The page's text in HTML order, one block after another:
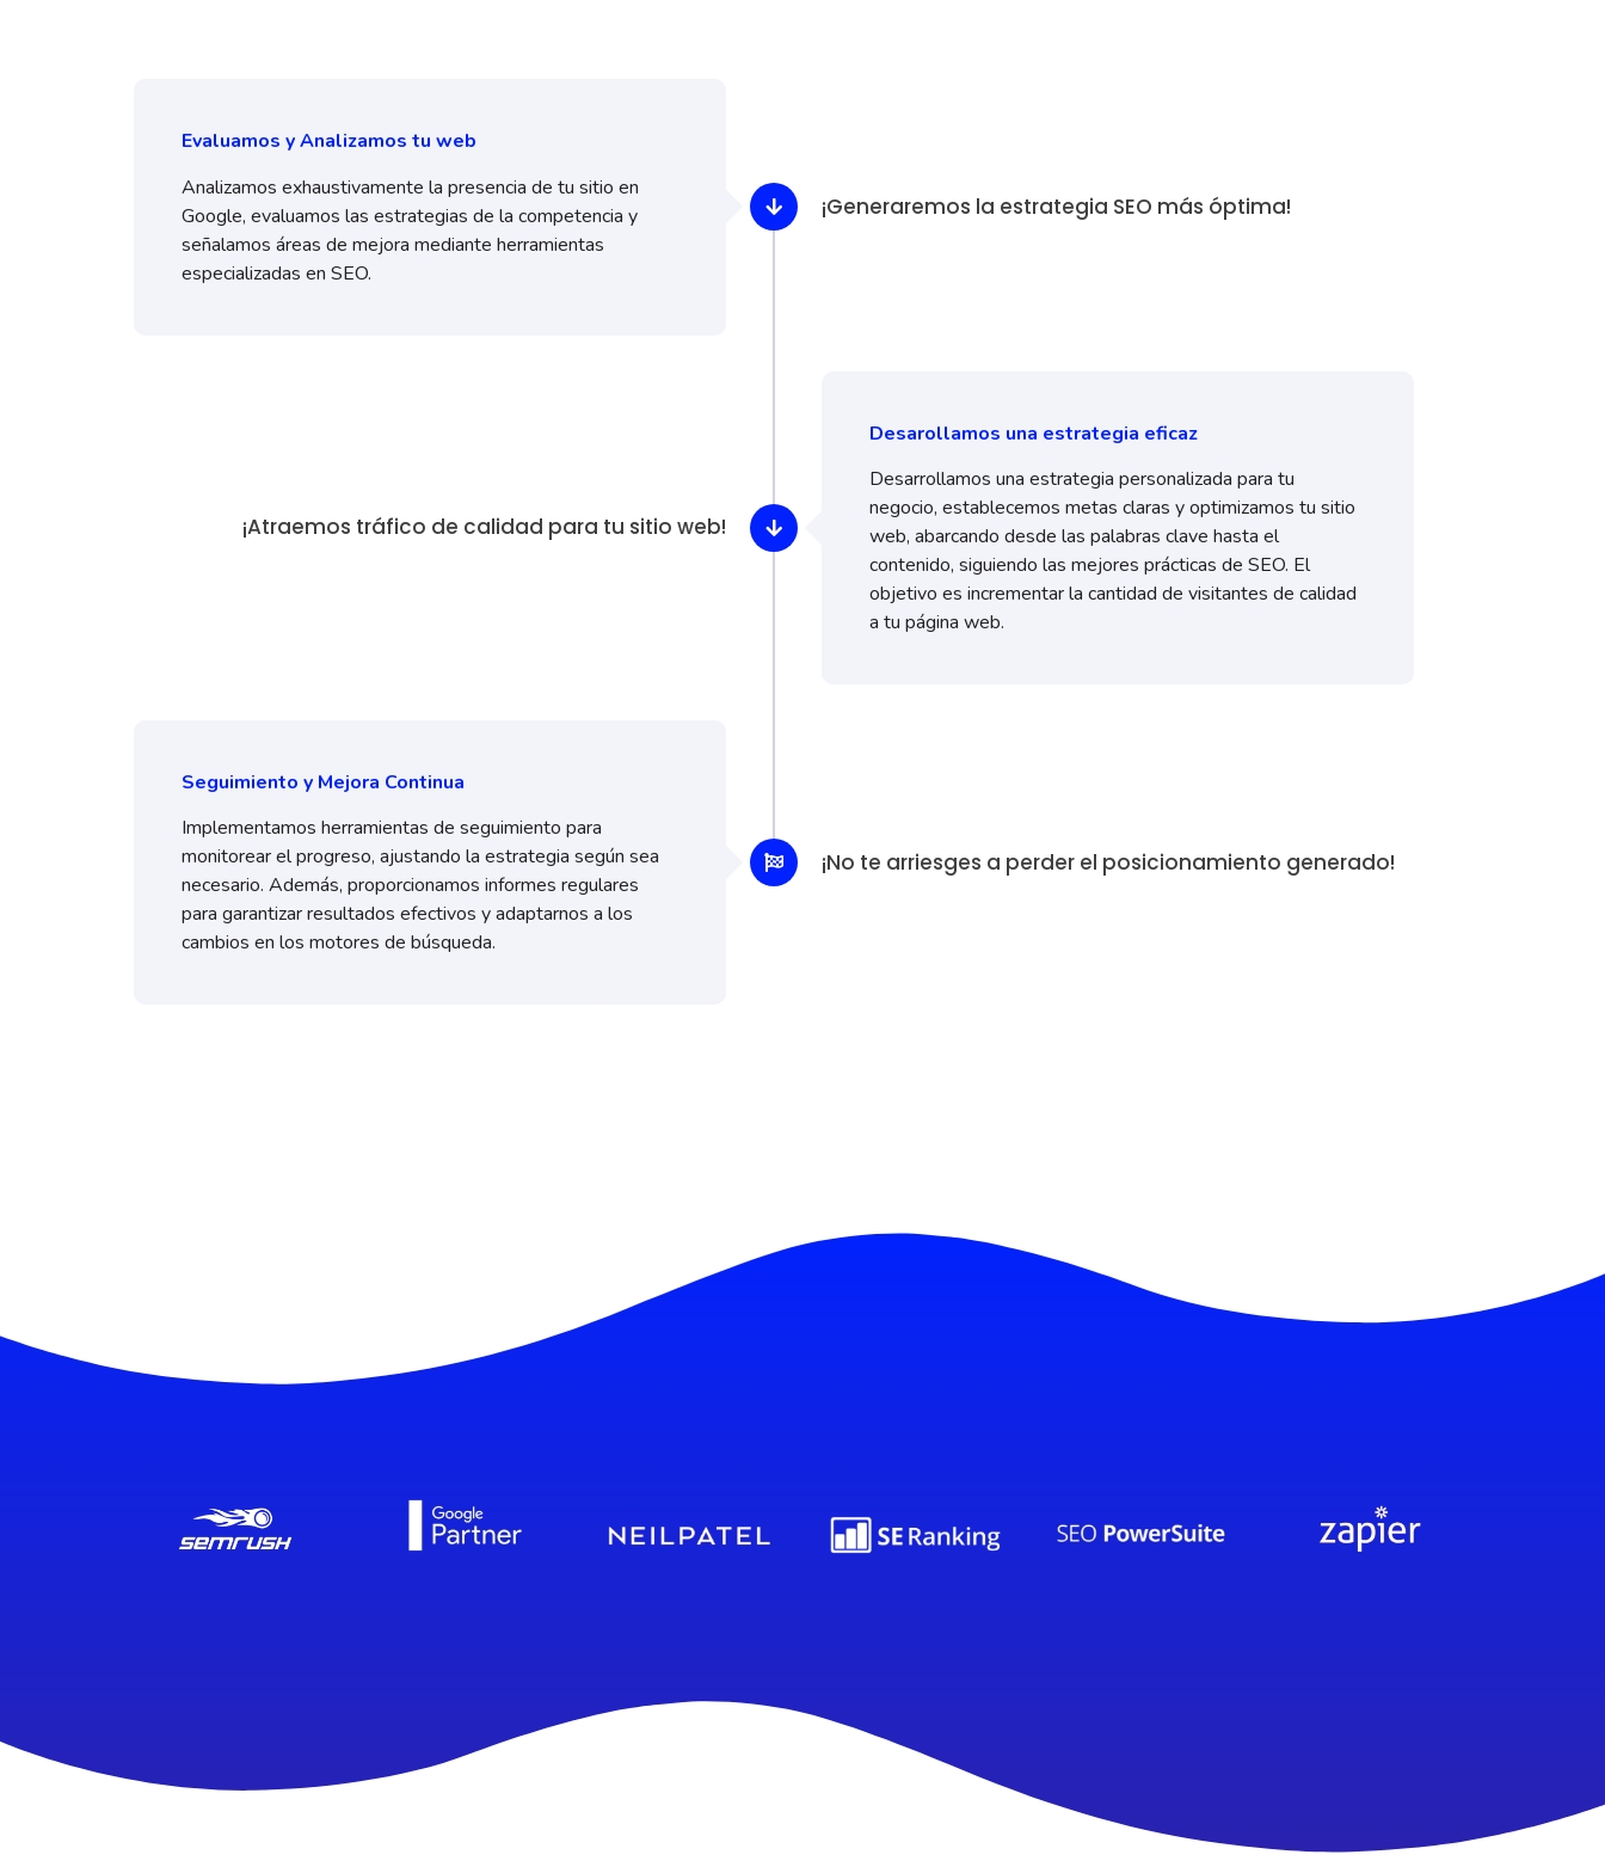
Evaluamos y Analizamos tu web
Analizamos exhaustivamente la presencia de tu sitio en
Google, evaluamos las estrategias de la competencia y
señalamos áreas de mejora mediante herramientas
especializadas en SEO.
¡Generaremos la estrategia SEO más óptima!
Desarollamos una estrategia eficaz
Desarrollamos una estrategia personalizada para tu
negocio, establecemos metas claras y optimizamos tu sitio
web, abarcando desde las palabras clave hasta el
contenido, siguiendo las mejores prácticas de SEO. El
objetivo es incrementar la cantidad de visitantes de calidad
a tu página web.
¡Atraemos tráfico de calidad para tu sitio web!
Seguimiento y Mejora Continua
Implementamos herramientas de seguimiento para
monitorear el progreso, ajustando la estrategia según sea
necesario. Además, proporcionamos informes regulares
para garantizar resultados efectivos y adaptarnos a los
cambios en los motores de búsqueda.
¡No te arriesges a perder el posicionamiento generado!